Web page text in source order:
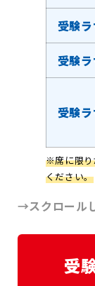
受験
受験
受験
※席に限り
ください。
→スクロール
受